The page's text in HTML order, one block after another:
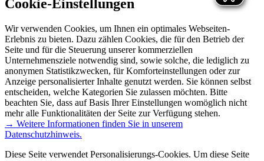
Cookie-Einstellungen
Wir verwenden Cookies, um Ihnen ein optimales Webseiten-
Erlebnis zu bieten. Dazu zählen Cookies, die für den Betrieb der
Seite und für die Steuerung unserer kommerziellen
Unternehmensziele notwendig sind, sowie solche, die lediglich zu
anonymen Statistikzwecken, für Komforteinstellungen oder zur
Anzeige personalisierter Inhalte genutzt werden. Sie können selbst
entscheiden, welche Kategorien Sie zulassen möchten. Bitte
beachten Sie, dass auf Basis Ihrer Einstellungen womöglich nicht
mehr alle Funktionalitäten der Seite zur Verfügung stehen.
→ Weitere Informationen finden Sie in unserem
Datenschutzhinweis.
Diese Seite verwendet Personalisierungs-Cookies. Um diese Seite